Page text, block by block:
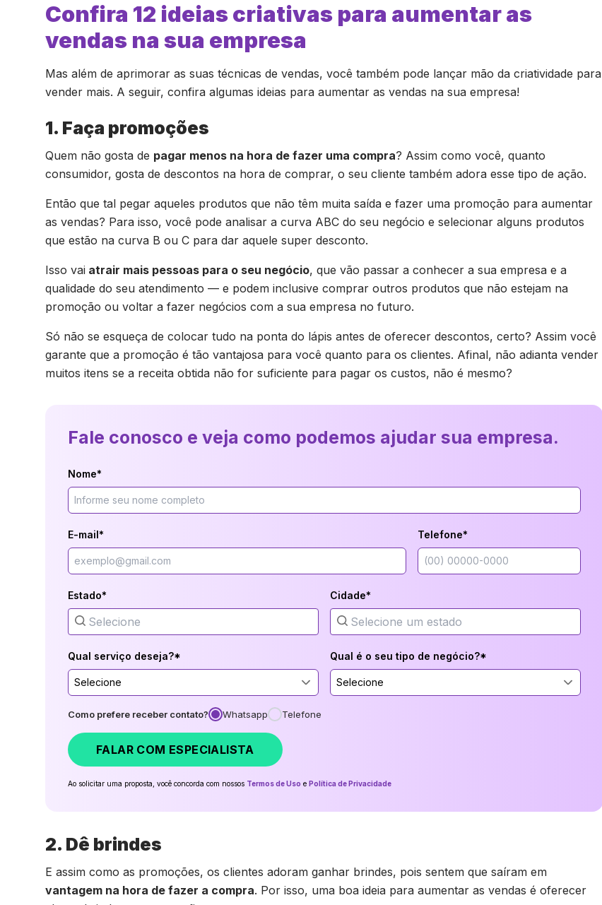
Confira 12 ideias criativas para aumentar as
vendas na sua empresa
Mas além de aprimorar as suas técnicas de vendas, você também pode lançar mão da criatividade para
vender mais. A seguir, confira algumas ideias para aumentar as vendas na sua empresa!
1. Faça promoções
Quem não gosta de pagar menos na hora de fazer uma compra? Assim como você, quanto
consumidor, gosta de descontos na hora de comprar, o seu cliente também adora esse tipo de ação.
Então que tal pegar aqueles produtos que não têm muita saída e fazer uma promoção para aumentar
as vendas? Para isso, você pode analisar a curva ABC do seu negócio e selecionar alguns produtos
que estão na curva B ou C para dar aquele super desconto.
Isso vai atrair mais pessoas para o seu negócio, que vão passar a conhecer a sua empresa e a
qualidade do seu atendimento — e podem inclusive comprar outros produtos que não estejam na
promoção ou voltar a fazer negócios com a sua empresa no futuro.
Só não se esqueça de colocar tudo na ponta do lápis antes de oferecer descontos, certo? Assim você
garante que a promoção é tão vantajosa para você quanto para os clientes. Afinal, não adianta vender
muitos itens se a receita obtida não for suficiente para pagar os custos, não é mesmo?
Fale conosco e veja como podemos ajudar sua empresa.
Nome*
E-mail* Telefone*
Estado* Cidade*
Qual serviço deseja?*
Selecione
Qual é o seu tipo de negócio?*
Selecione
Como prefere receber contato? Whatsapp Telefone
FALAR COM ESPECIALISTA
Ao solicitar uma proposta, você concorda com nossos Termos de Uso e Política de Privacidade
2. Dê brindes
E assim como as promoções, os clientes adoram ganhar brindes, pois sentem que saíram em
vantagem na hora de fazer a compra. Por isso, uma boa ideia para aumentar as vendas é oferecer